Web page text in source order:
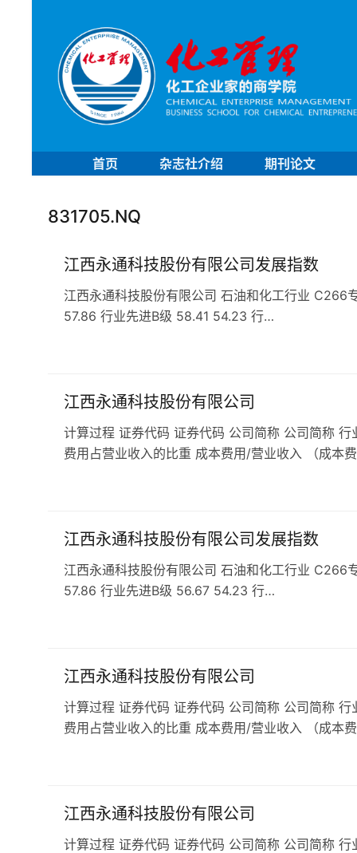
首页 杂志社介绍 期刊论文
831705.NQ
江西永通科技股份有限公司发展指数
江西永通科技股份有限公司 石油和化工行业
57.86 行业先进B级 58.41 54.23 行…
江西永通科技股份有限公司
计算过程 证券代码 证券代码 公司简称 公司简称
费用占营业收入的比重 成本费用/营业收入 （成本
江西永通科技股份有限公司发展指数
江西永通科技股份有限公司 石油和化工行业
57.86 行业先进B级 56.67 54.23 行…
江西永通科技股份有限公司
计算过程 证券代码 证券代码 公司简称 公司简称
费用占营业收入的比重 成本费用/营业收入 （成本
江西永通科技股份有限公司
计算过程 证券代码 证券代码 公司简称 公司简称